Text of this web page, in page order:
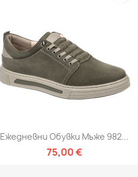
Бърз преглед
Ежедневни Обувки Мъже 982...
75,00 €